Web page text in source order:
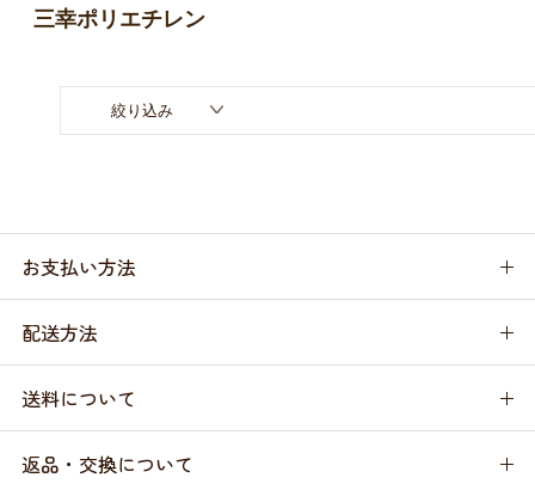
日用品（デイリー）
お問い合わせ
三幸ポリエチレン
絞り込み
お支払い方法
配送方法
送料について
返品・交換について